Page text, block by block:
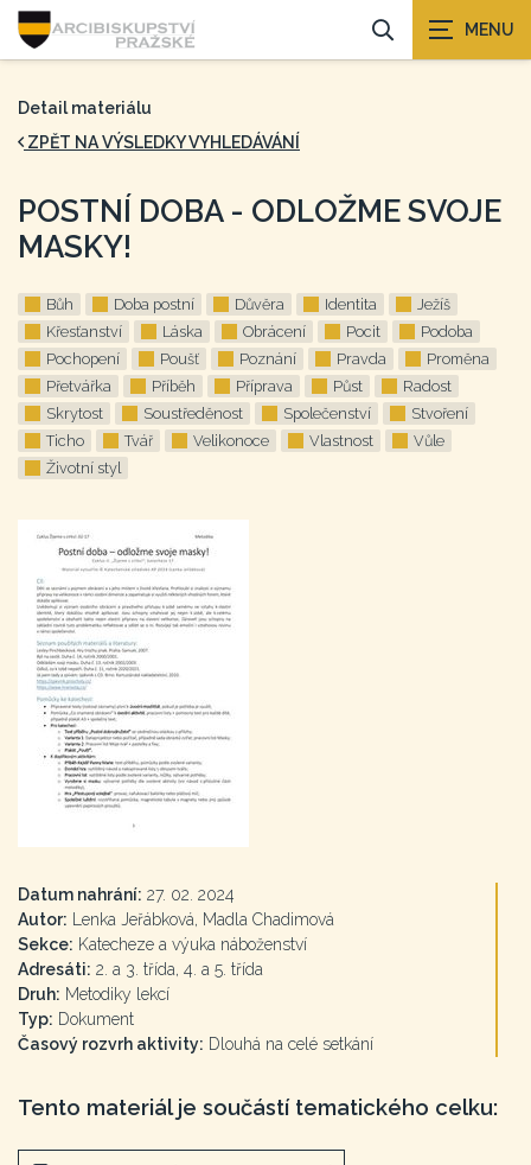
Detail materiálu
ZPĚT NA VÝSLEDKY VYHLEDÁVÁNÍ
POSTNÍ DOBA - ODLOŽME SVOJE
MASKY!
Bůh Doba postní Důvěra Identita
Ježíš
Křesťanství
Láska Obrácení Pocit
Podoba
Pochopení
Poušť Poznání Pravda
Proměna
Přetvářka
Příběh Příprava Půst
Radost
Skrytost
Soustředěnost Společenství
Stvoření
Ticho
Tvář Velikonoce Vlastnost
Vůle
Životní styl
Datum nahrání: 27. 02. 2024
Autor: Lenka Jeřábková, Madla Chadimová
Sekce: Katecheze a výuka náboženství
Adresáti: 2. a 3. třída, 4. a 5. třída
Druh: Metodiky lekcí
Typ: Dokument
Časový rozvrh aktivity: Dlouhá na celé setkání
Tento materiál je součástí tematického celku: